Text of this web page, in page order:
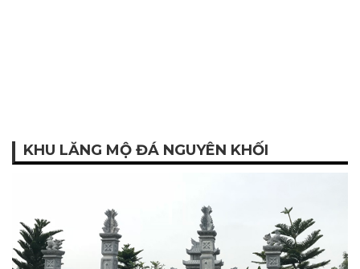
KHU LĂNG MỘ ĐÁ NGUYÊN KHỐI